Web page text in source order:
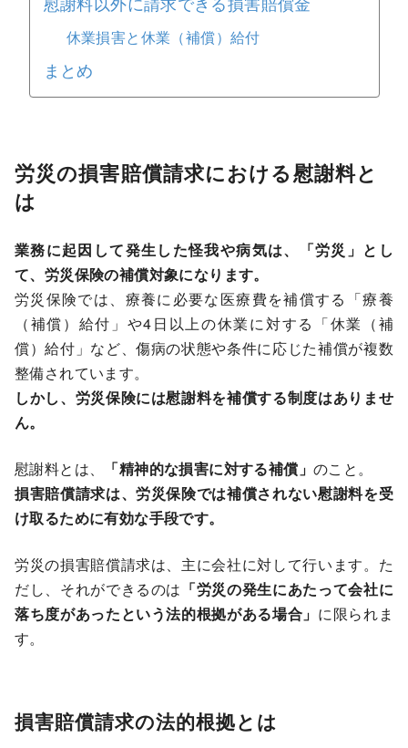
休業損害と休業（補償）給付
まとめ
労災の損害賠償請求における慰謝料と
は
業務に起因して発生した怪我や病気は、「労災」とし
て、労災保険の補償対象になります。
労災保険では、療養に必要な医療費を補償する「療養
（補償）給付」や4日以上の休業に対する「休業（補
償）給付」など、傷病の状態や条件に応じた補償が複数
整備されています。
しかし、労災保険には慰謝料を補償する制度はありませ
ん。
慰謝料とは、 「精神的な損害に対する補償」のこと。
損害賠償請求は、労災保険では補償されない慰謝料を受
け取るために有効な手段です。
労災の損害賠償請求は、主に会社に対して行います。た
だし、それができるのは 「労災の発生にあたって会社に
落ち度があったという法的根拠がある場合」 に限られま
す。
損害賠償請求の法的根拠とは